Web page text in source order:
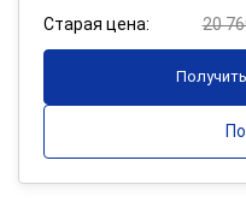
Старая цена:
20